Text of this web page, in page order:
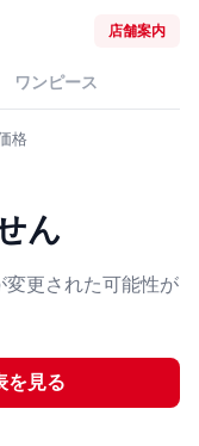
店舗案内
ワンピース
格
ん
変更された可能性が
を見る